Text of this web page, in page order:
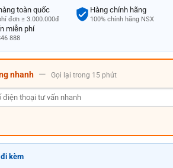
toàn quốc
đơn ≥ 3.000.000đ
Hàng chính hãng
100% chính hãng NSX
miễn phí
888
nhanh — Gọi lại trong 15 phút
kèm